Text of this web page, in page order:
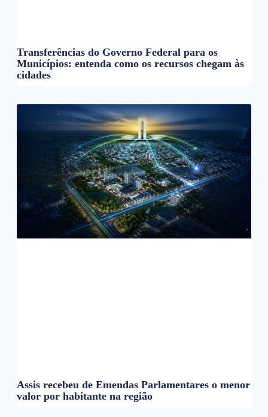
Transferências do Governo Federal para os
Municípios: entenda como os recursos chegam às
cidades
Assis recebeu de Emendas Parlamentares o menor
valor por habitante na região